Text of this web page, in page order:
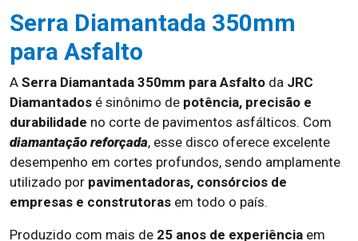
Serra Diamantada 350mm
para Asfalto
A Serra Diamantada 350mm para Asfalto da JRC
Diamantados é sinônimo de potência, precisão e
durabilidade no corte de pavimentos asfálticos. Com
diamantação reforçada, esse disco oferece excelente
desempenho em cortes profundos, sendo amplamente
utilizado por pavimentadoras, consórcios de
empresas e construtoras em todo o país.
Produzido com mais de 25 anos de experiência em